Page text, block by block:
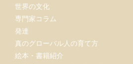
世界の文化
専門家コラム
発達
真のグローバル人の育て方
絵本・書籍紹介